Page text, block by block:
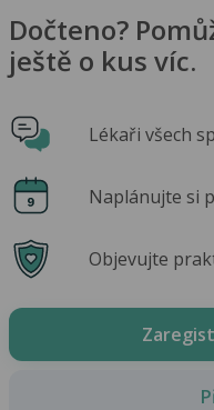
Dočteno?
ještě o kus víc.
Lékaři všech
Naplánujte si
Objevujte